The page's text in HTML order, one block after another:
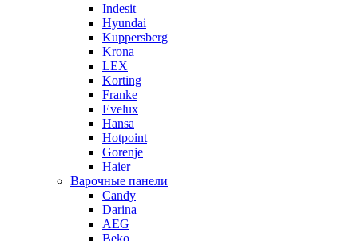
Indesit
Hyundai
Kuppersberg
Krona
LEX
Korting
Franke
Evelux
Hansa
Hotpoint
Gorenje
Haier
Варочные панели
Candy
Darina
AEG